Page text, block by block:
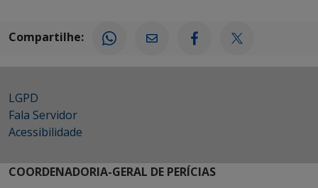
Compartilhe:
LGPD
Fala Servidor
Acessibilidade
COORDENADORIA-GERAL DE PERÍCIAS